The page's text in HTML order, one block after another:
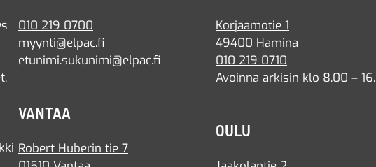
010 219 0700
myynti@elpac.fi
etunimi.sukunimi@elpac.fi
VANTAA
Robert Huberin tie 7
Korjaamotie 1
49400 Hamina
010 219 0710
Avoinna arkisin klo 8.00 –
OULU